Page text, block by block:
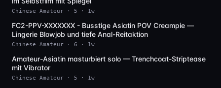
Chinese Amateur · 5 · 1w
SD
FC2-PPV-XXXXXXX - Busstige Asiatin POV Creampie —
Lingerie Blowjob und tiefe Anal-Reitaktion
Chinese Amateur · 6 · 1w
SD
Amateur-Asiatin masturbiert solo — Trenchcoat-Striptease
mit Vibrator
Chinese Amateur · 5 · 1w